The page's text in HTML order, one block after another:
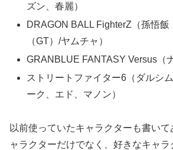
ズン、春麗）
DRAGON BALL FighterZ（孫悟飯
（GT）/ヤムチャ）
GRANBLUE FANTASY Versus（
ストリートファイター6（ダルシ
ーク、エド、マノン）
以前使っていたキャラクターも書い
ャラクターだけでなく、好きなキャ